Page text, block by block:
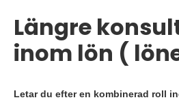
Längre
inom lön (
Letar du efter en kombinerad roll